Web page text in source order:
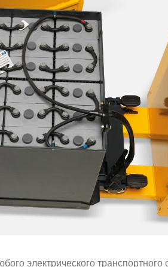
электрического транспортного